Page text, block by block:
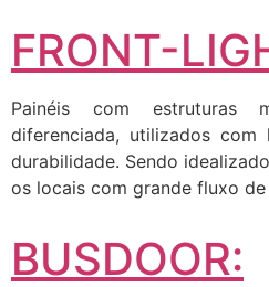
FRONT-
Painéis com estruturas
diferenciada, utilizados com
durabilidade. Sendo
os locais com grande fluxo
BUSDOOR: